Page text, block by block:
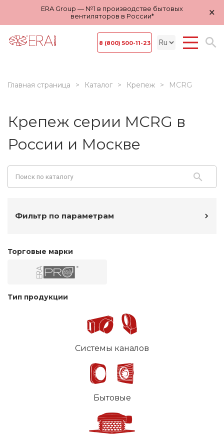
ERA Group — №1 в производстве бытовых
вентиляторов в России*
×
8 (800) 500-11-23
Главная страница Каталог Крепеж MCRG
Крепеж серии MCRG в
России и Москве
Фильтр по параметрам
Торговые марки
Тип продукции
Системы каналов
Бытовые